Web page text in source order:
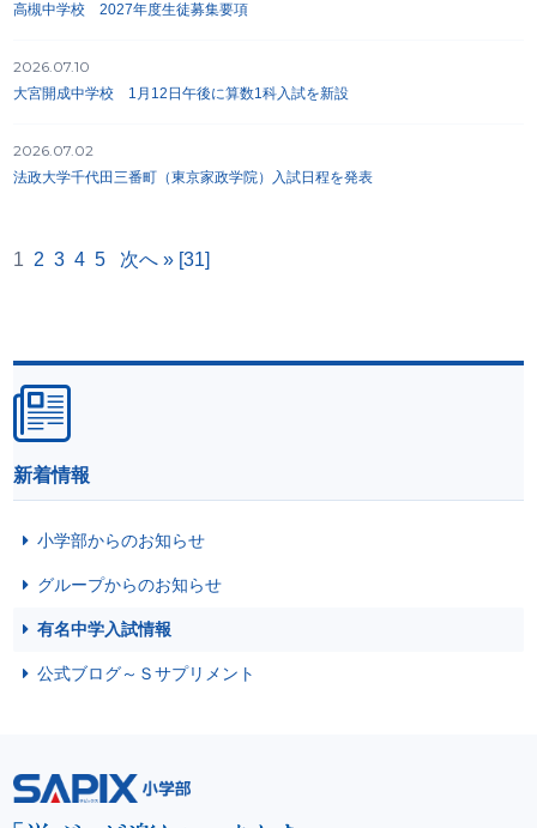
高槻中学校 2027年度生徒募集要項
2026.07.10
大宮開成中学校 1月12日午後に算数1科入試を新設
2026.07.02
法政大学千代田三番町（東京家政学院）入試日程を発表
1 2 3 4 5 次へ » [31]
新着情報
小学部からのお知らせ
グループからのお知らせ
有名中学入試情報
公式ブログ～Ｓサプリメント